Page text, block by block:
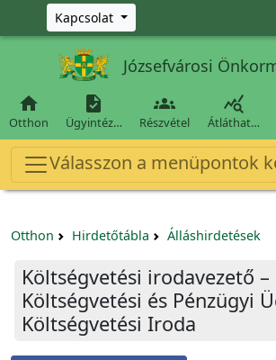
Ugrás a fő tartalomra
Kapcsolat
Józsefvárosi

Otthon

Ügyintéz…

Részvétel

Átláthat…
Válasszon a menüpontok
Otthon Hirdetőtábla Álláshirdetések
Költségvetési irodavezető –
Költségvetési és Pénzügyi
Költségvetési Iroda